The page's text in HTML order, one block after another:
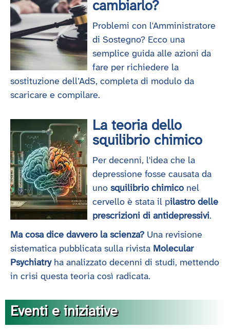
cambiarlo?
Problemi con l'Amministratore
di Sostegno? Ecco una
semplice guida alle azioni da
fare per richiedere la
sostituzione dell’AdS, completa di modulo da
scaricare e compilare.
La teoria dello
squilibrio chimico
Per decenni, l'idea che la
depressione fosse causata da
uno squilibrio chimico nel
cervello è stata il pilastro delle
prescrizioni di antidepressivi.
Ma cosa dice davvero la scienza? Una revisione
sistematica pubblicata sulla rivista Molecular
Psychiatryha analizzato decenni di studi, mettendo
in crisi questa teoria così radicata.
Eventi e iniziative